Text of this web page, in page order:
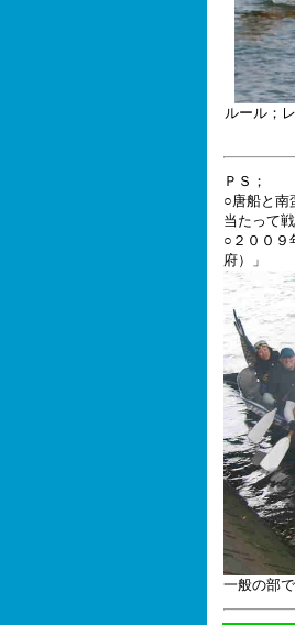
ルール；
ＰＳ；
○唐船と南
当たって
○２００
府）」
一般の部